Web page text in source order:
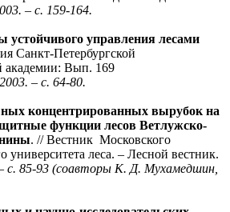
– с. 159-164.
устойчивого управления лесами
Санкт-Петербургской
академии: Вып. 169
– с. 64-80.
концентрированных вырубок на
функции лесов Ветлужско-
. // Вестник Московского
университета леса. – Лесной вестник.
с. 85-93 (соавторы К. Д. Мухамедшин,